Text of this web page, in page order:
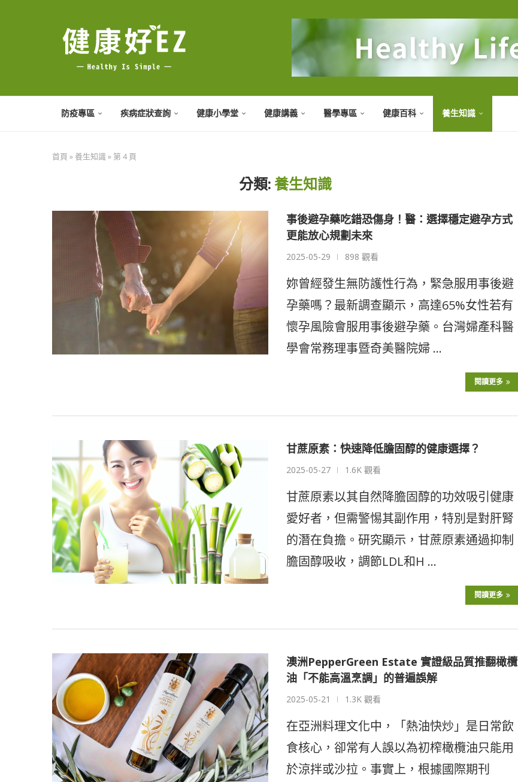
防疫專區 疾病症狀查詢 健康小學堂 健康講義 醫學專區 健康百科 養生知識
首頁 »養生知識 » 第 4 頁
分類:養生知識
事後避孕藥吃錯恐傷身！醫：選擇穩定避孕方式
更能放心規劃未來
2025-05-29 898 觀看
妳曾經發生無防護性行為，緊急服用事後避
孕藥嗎？最新調查顯示，高達65%女性若有
懷孕風險會服用事後避孕藥。台灣婦產科醫
學會常務理事暨奇美醫院婦 …
閱讀更多
甘蔗原素：快速降低膽固醇的健康選擇？
2025-05-27 1.6K 觀看
甘蔗原素以其自然降膽固醇的功效吸引健康
愛好者，但需警惕其副作用，特別是對肝腎
的潛在負擔。研究顯示，甘蔗原素通過抑制
膽固醇吸收，調節LDL和H …
閱讀更多
澳洲PepperGreen Estate 實證級品質推翻橄欖
油「不能高溫烹調」的普遍誤解
2025-05-21 1.3K 觀看
在亞洲料理文化中，「熱油快炒」是日常飲
食核心，卻常有人誤以為初榨橄欖油只能用
於涼拌或沙拉。事實上，根據國際期刊